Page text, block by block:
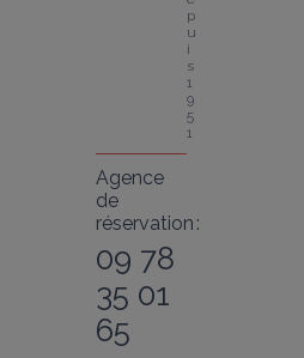
p
u
i
s
1
9
5
1
Agence
de
réservation :
09 78
35 01
65